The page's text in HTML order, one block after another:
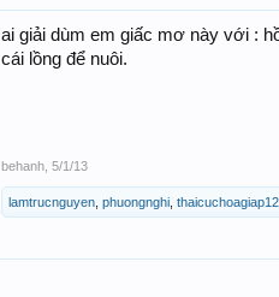
ai giải dùm em giấc mơ này với :
cái lồng để nuôi.
behanh 5/1/13
lamtrucnguyen phuongnghi